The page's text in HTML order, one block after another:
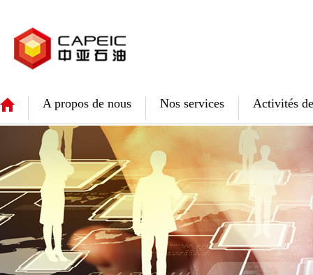
A propos de nous Nos services Activités